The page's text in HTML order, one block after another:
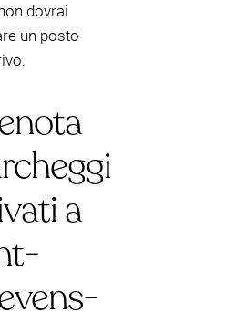
dovrai
un posto
a